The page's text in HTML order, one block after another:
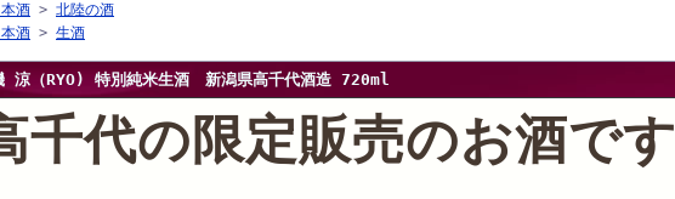
酒 > 北陸の酒
酒 > 生酒
涼（RYO) 特別純米生酒 新潟県高千代酒造 720ml
千代の限定販売のお酒です